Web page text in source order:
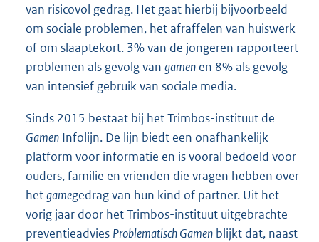
van risicovol gedrag. Het gaat hierbij bijvoorbeeld
om sociale problemen, het afraffelen van huiswerk
of om slaaptekort. 3% van de jongeren rapporteert
problemen als gevolg van gamen en 8% als gevolg
van intensief gebruik van sociale media.
Sinds 2015 bestaat bij het Trimbos-instituut de
Gamen Infolijn. De lijn biedt een onafhankelijk
platform voor informatie en is vooral bedoeld voor
ouders, familie en vrienden die vragen hebben over
hetgamegedrag van hun kind of partner. Uit het
vorig jaar door het Trimbos-instituut uitgebrachte
preventieadvies Problematisch Gamen blijkt dat, naast